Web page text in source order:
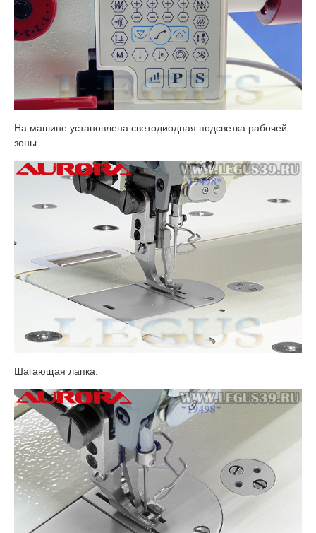
На машине установлена светодиодная подсветка рабочей
зоны.
Шагающая лапка: